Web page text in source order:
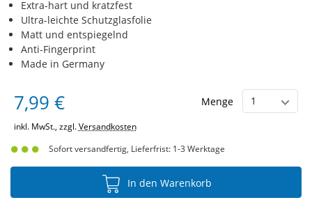
Extra-hart und kratzfest
Ultra-leichte Schutzglasfolie
Matt und entspiegelnd
Anti-Fingerprint
Made in Germany
7,99 € Menge
inkl. MwSt., zzgl.Versandkosten
Sofort versandfertig, Lieferfrist: 1-3 Werktage
In den Warenkorb